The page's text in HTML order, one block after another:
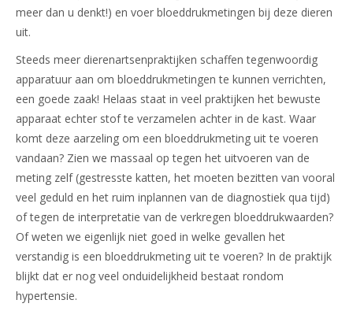
meer dan u denkt!) en voer bloeddrukmetingen bij deze dieren
uit.
Steeds meer dierenartsenpraktijken schaffen tegenwoordig
apparatuur aan om bloeddrukmetingen te kunnen verrichten,
een goede zaak! Helaas staat in veel praktijken het bewuste
apparaat echter stof te verzamelen achter in de kast. Waar
komt deze aarzeling om een bloeddrukmeting uit te voeren
vandaan? Zien we massaal op tegen het uitvoeren van de
meting zelf (gestresste katten, het moeten bezitten van vooral
veel geduld en het ruim inplannen van de diagnostiek qua tijd)
of tegen de interpretatie van de verkregen bloeddrukwaarden?
Of weten we eigenlijk niet goed in welke gevallen het
verstandig is een bloeddrukmeting uit te voeren? In de praktijk
blijkt dat er nog veel onduidelijkheid bestaat rondom
hypertensie.